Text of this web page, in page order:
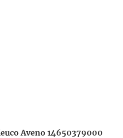
Aveno 14650379000